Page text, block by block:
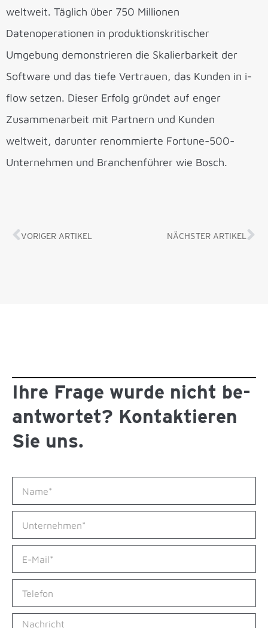
weltweit. Täglich über 750 Millionen
Datenoperationen in produktionskritischer
Umgebung demonstrieren die Skalierbarkeit der
Software und das tiefe Vertrauen, das Kunden in i-
flow setzen. Dieser Erfolg gründet auf enger
Zusammenarbeit mit Partnern und Kunden
weltweit, darunter renommierte Fortune-500-
Unternehmen und Branchenführer wie Bosch.
VORIGER ARTIKEL NÄCHSTER ARTIKEL
Ihre Frage wurde nicht be­
antwortet? Kontaktieren
Sie uns.